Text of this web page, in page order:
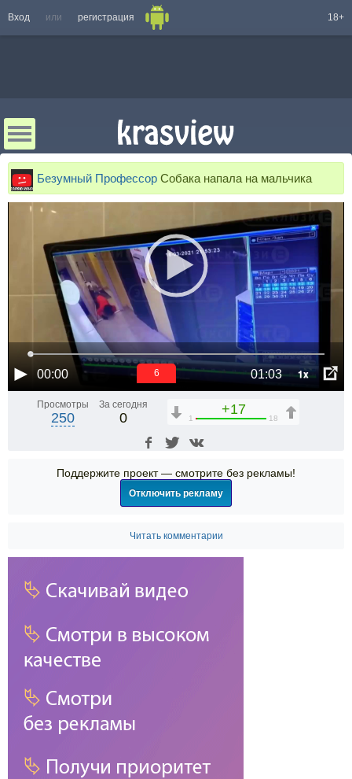
Вход или регистрация 18+
Безумный Профессор Собака напала на мальчика
00:00 01:03 1x
6
Просмотры
250
За сегодня
0
+17
1 18
Поддержите проект — смотрите без рекламы!
Отключить рекламу
Читать комментарии